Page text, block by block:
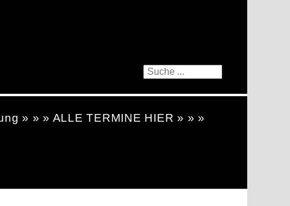
» » » ALLE TERMINE HIER » » »